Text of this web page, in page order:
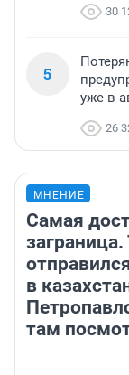
30
5
уже в
26
МНЕНИЕ
Самая
в
там